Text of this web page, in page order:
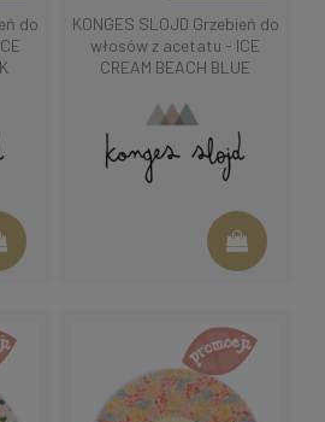
do
KONGES SLOJD Grzebień do
włosów z acetatu - ICE
CREAM BEACH BLUE